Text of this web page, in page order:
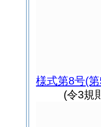
様式第8号(
(令3規